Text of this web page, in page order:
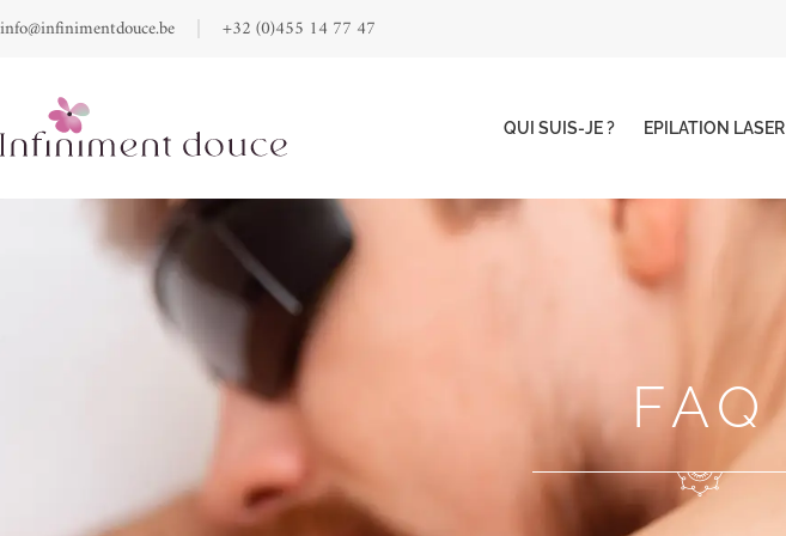
info@infinimentdouce.be +32 (0)455 14 77 47
QUI SUIS-JE ? EPILATION LASER
FAQ